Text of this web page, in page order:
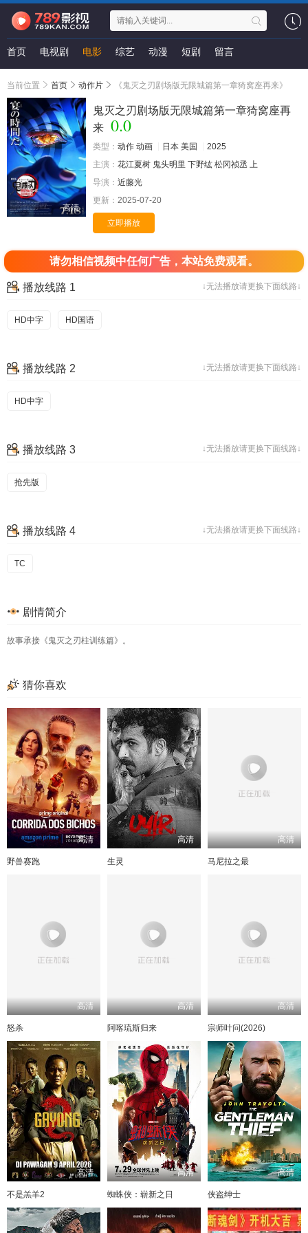
首页 电视剧 电影 综艺 动漫 短剧 留言
当前位置 首页 动作片 《鬼灭之刃剧场版无限城篇第一章猗窝座再来》
高清
鬼灭之刃剧场版无限城篇第一章猗窝座再
来 0.0
类型： 动作 动画 日本 美国
2025
主演： 花江夏树 鬼头明里 下野纮 松冈祯丞 上
导演： 近藤光
更新： 2025-07-20
立即播放
请勿相信视频中任何广告，本站免费观看。
↓无法播放请更换下面线路↓
播放线路 1
HD中字 HD国语
↓无法播放请更换下面线路↓
播放线路 2
HD中字
↓无法播放请更换下面线路↓
播放线路 3
抢先版
↓无法播放请更换下面线路↓
播放线路 4
TC
剧情简介
故事承接《鬼灭之刃柱训练篇》。
猜你喜欢
高清
野兽赛跑
高清
生灵
高清
马尼拉之最
高清
怒杀
高清
阿喀琉斯归来
高清
宗师叶问(2026)
高清
不是羔羊2
高清
蜘蛛侠：崭新之日
高清
侠盗绅士